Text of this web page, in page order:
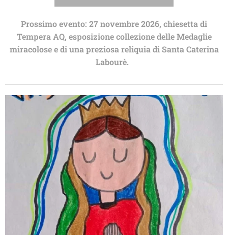
Prossimo evento: 27 novembre 2026, chiesetta di
Tempera AQ, esposizione collezione delle Medaglie
miracolose e di una preziosa reliquia di Santa Caterina
Labourè.